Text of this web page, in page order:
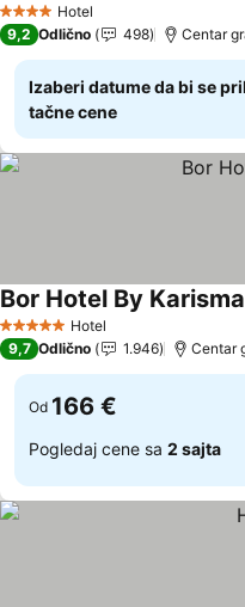
4 ZvezdiceHotel
9,2 Odlično 498 Centar
Izaberi datume da bi se
tačne cene
5 ZvezdiceHotel
Bor Hotel By Karisma
9,7 Odlično 1.946 Centar
Od 166 €
Pogledaj cene sa 2 sajta